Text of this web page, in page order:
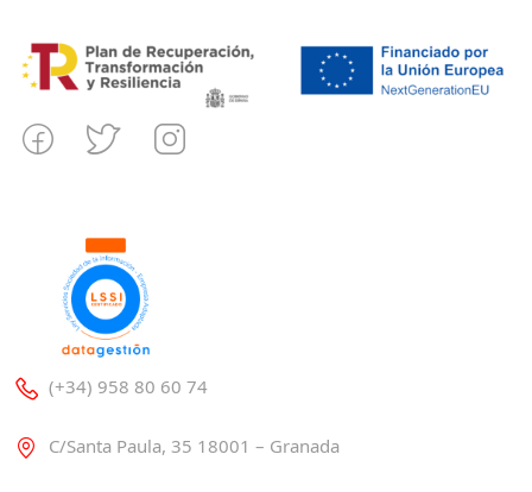
(+34) 958 80 60 74
C/Santa Paula, 35 18001 – Granada